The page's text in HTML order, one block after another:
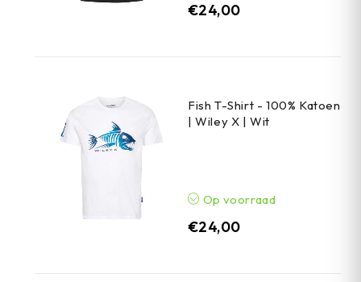
€24,00
Fish T-Shirt - 100% Katoen
| Wiley X | Wit
Op voorraad
€24,00